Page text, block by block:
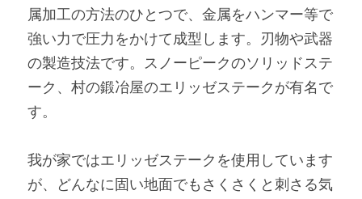
属加工の方法のひとつで、金属をハンマー等で
強い力で圧力をかけて成型します。刃物や武器
の製造技法です。スノーピークのソリッドステ
ーク、村の鍛冶屋のエリッゼステークが有名で
す。
我が家ではエリッゼステークを使用しています
が、どんなに固い地面でもさくさくと刺さる気